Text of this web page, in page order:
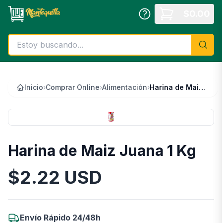
Saltar al contenido principal
Inicio›Comprar Online›Alimentación› Harina de Maiz Juana 1 Kg
Harina de Maiz Juana 1 Kg
Información del Producto
$2.22 USD
Envío Rápido 24/48h